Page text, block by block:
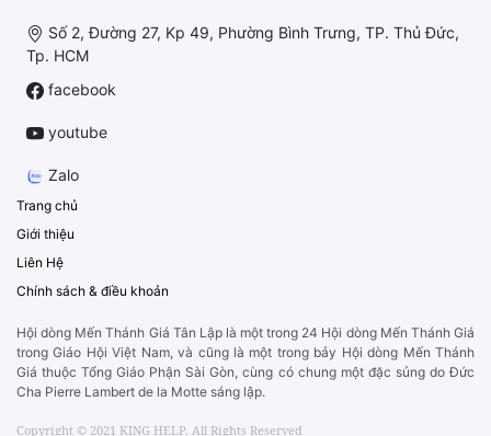
Số 2, Đường 27, Kp 49, Phường Bình Trưng, TP. Thủ Đức,
Tp. HCM
facebook
youtube
Zalo
Trang chủ
Giới thiệu
Liên Hệ
Chính sách & điều khoản
Hội dòng Mến Thánh Giá Tân Lập là một trong 24 Hội dòng Mến Thánh Giá
trong Giáo Hội Việt Nam, và cũng là một trong bảy Hội dòng Mến Thánh
Giá thuộc Tổng Giáo Phận Sài Gòn, cùng có chung một đặc sủng do Đức
Cha Pierre Lambert de la Motte sáng lập.
Copyright © 2021 KING HELP. All Rights Reserved